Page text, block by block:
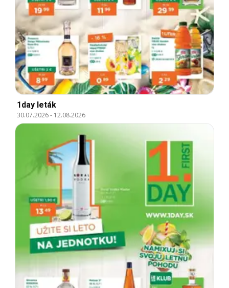
1day leták
30.07.2026- 12.08.2026